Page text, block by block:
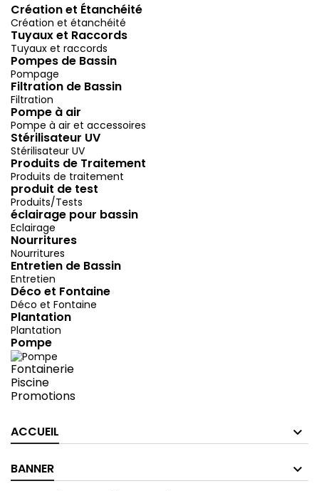
Création et Étanchéité
Création et étanchéité
Tuyaux et Raccords
Tuyaux et raccords
Pompes de Bassin
Pompage
Filtration de Bassin
Filtration
Pompe à air
Pompe à air et accessoires
Stérilisateur UV
Stérilisateur UV
Produits de Traitement
Produits de traitement
produit de test
Produits/Tests
éclairage pour bassin
Eclairage
Nourritures
Nourritures
Entretien de Bassin
Entretien
Déco et Fontaine
Déco et Fontaine
Plantation
Plantation
Pompe
Fontainerie
Piscine
Promotions
ACCUEIL
BANNER